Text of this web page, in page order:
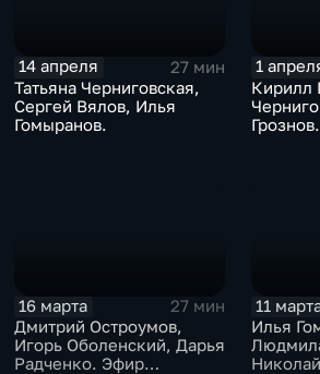
14 апреля
27 мин
Татьяна Черниговская,
Сергей Вялов, Илья
Гомыранов.
1
Кирилл
16 марта
27 мин
Дмитрий Остроумов,
Игорь Оболенский, Дарья
Радченко. Эфир
11
Илья